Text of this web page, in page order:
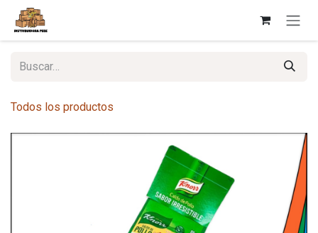
Ir al contenido
Todos los productos